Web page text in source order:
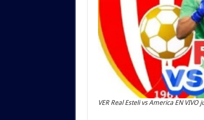
VER Real Esteli vs America EN